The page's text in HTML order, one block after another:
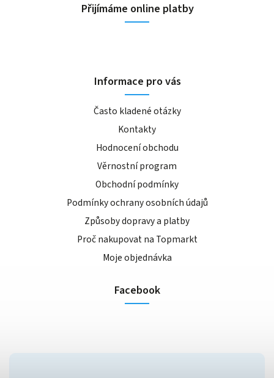
Přijímáme online platby
Informace pro vás
Často kladené otázky
Kontakty
Hodnocení obchodu
Věrnostní program
Obchodní podmínky
Podmínky ochrany osobních údajů
Způsoby dopravy a platby
Proč nakupovat na Topmarkt
Moje objednávka
Facebook